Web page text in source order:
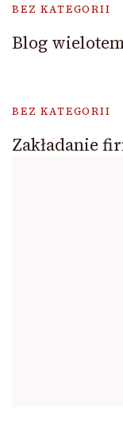
BEZ KATEGORII
Blog
BEZ KATEGORII
Zakładanie